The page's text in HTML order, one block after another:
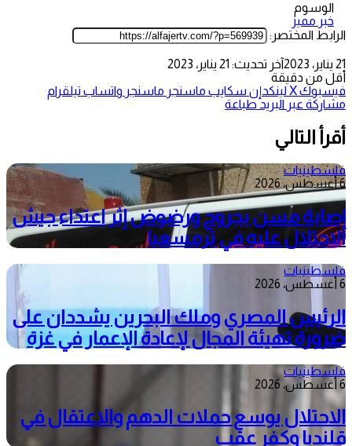
الوسوم
خبر مميز
الرابط المختصر:
21 يناير، 2023
آخر تحديث: 21 يناير، 2023
أقل من دقيقة
فيسبوك‫Xلينكدإن سكايب ماسنجر ماسنجر واتساب تيلقرام
مشاركة عبر البريد طباعة
أقرأ التالي
فلسطينيات
6 أغسطس، 2026
إصابة مسن بجروح ورضوض إثر اعتداء جيش
الاحتلال عليه في ترمسعيا
فلسطينيات
6 أغسطس، 2026
الرئيس المصري وملك البحرين يشددان على
ضرورة تهيئة المجال لإعادة الإعمار في غزة
فلسطينيات
6 أغسطس، 2026
الاحتلال يوسع حملات الدهم والاعتقال في
قلنديا وكفر عقب